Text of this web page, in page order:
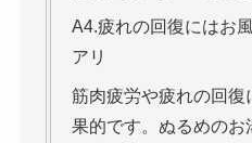
A4.疲れの回復にはお
アリ
筋肉疲労や疲れの回復
果的です。ぬるめのお